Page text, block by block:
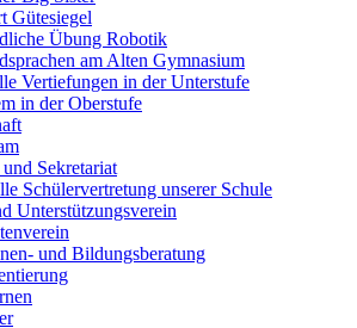
Gütesiegel
Übung Robotik
am Alten Gymnasium
Vertiefungen in der Unterstufe
in der Oberstufe
Sekretariat
Schülervertretung unserer Schule
Unterstützungsverein
und Bildungsberatung